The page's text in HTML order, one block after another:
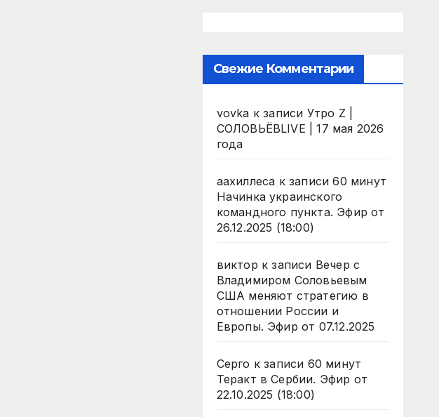
Свежие Комментарии
vovka к записи Утро Z |
СОЛОВЬЁВLIVE | 17 мая 2026
года
аахиллеса к записи60 минут
Начинка украинского
командного пункта. Эфир от
26.12.2025 (18:00)
виктор к записи Вечер с
Владимиром Соловьевым
США меняют стратегию в
отношении России и
Европы. Эфир от 07.12.2025
Серго к записи 60 минут
Теракт в Сербии. Эфир от
22.10.2025 (18:00)